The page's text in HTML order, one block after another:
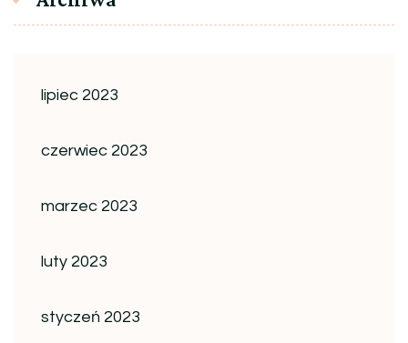
lipiec 2023
czerwiec 2023
marzec 2023
luty 2023
styczeń 2023